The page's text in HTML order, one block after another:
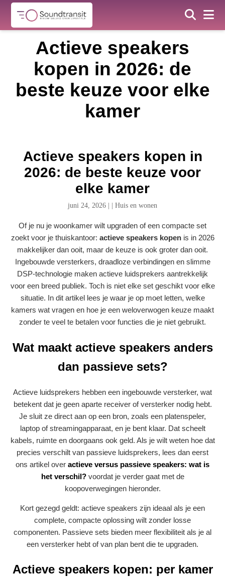
Actieve speakers
kopen in 2026: de
beste keuze voor elke
kamer
Actieve speakers kopen in
2026: de beste keuze voor
elke kamer
juni 24, 2026 Huis en wonen
Of je nu je woonkamer wilt upgraden of een compacte set
zoekt voor je thuiskantoor: actieve speakers kopenis in 2026
makkelijker dan ooit, maar de keuze is ook groter dan ooit.
Ingebouwde versterkers, draadloze verbindingen en slimme
DSP-technologie maken actieve luidsprekers aantrekkelijk
voor een breed publiek. Toch is niet elke set geschikt voor elke
situatie. In dit artikel lees je waar je op moet letten, welke
kamers wat vragen en hoe je een weloverwogen keuze maakt
zonder te veel te betalen voor functies die je niet gebruikt.
Wat maakt actieve speakers anders
dan passieve sets?
Actieve luidsprekers hebben een ingebouwde versterker, wat
betekent dat je geen aparte receiver of versterker nodig hebt.
Je sluit ze direct aan op een bron, zoals een platenspeler,
laptop of streamingapparaat, en je bent klaar. Dat scheelt
kabels, ruimte en doorgaans ook geld. Als je wilt weten hoe dat
precies verschilt van passieve luidsprekers, lees dan eerst
ons artikel over actieve versus passieve speakers: wat is
het verschil?voordat je verder gaat met de
koopoverwegingen hieronder.
Kort gezegd geldt: actieve speakers zijn ideaal als je een
complete, compacte oplossing wilt zonder losse
componenten. Passieve sets bieden meer flexibiliteit als je al
een versterker hebt of van plan bent die te upgraden.
Actieve speakers kopen: per kamer